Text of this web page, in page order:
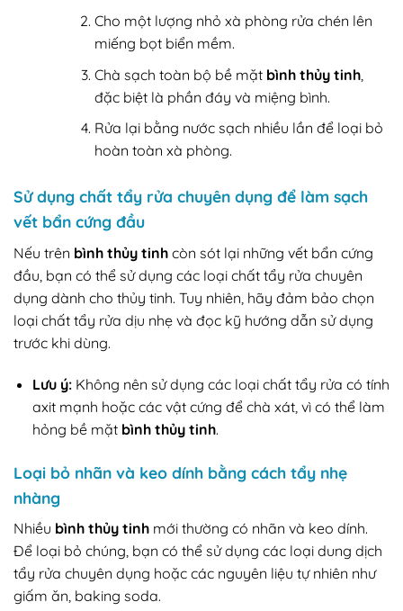
Cho một lượng nhỏ xà phòng rửa chén lên
miếng bọt biển mềm.
Chà sạch toàn bộ bề mặt bình thủy tinh,
đặc biệt là phần đáy và miệng bình.
Rửa lại bằng nước sạch nhiều lần để loại bỏ
hoàn toàn xà phòng.
Sử dụng chất tẩy rửa chuyên dụng để làm sạch
vết bẩn cứng đầu
Nếu trên bình thủy tinh còn sót lại những vết bẩn cứng
đầu, bạn có thể sử dụng các loại chất tẩy rửa chuyên
dụng dành cho thủy tinh. Tuy nhiên, hãy đảm bảo chọn
loại chất tẩy rửa dịu nhẹ và đọc kỹ hướng dẫn sử dụng
trước khi dùng.
Lưu ý:Không nên sử dụng các loại chất tẩy rửa có tính
axit mạnh hoặc các vật cứng để chà xát, vì có thể làm
hỏng bề mặt bình thủy tinh.
Loại bỏ nhãn và keo dính bằng cách tẩy nhẹ
nhàng
Nhiều bình thủy tinh mới thường có nhãn và keo dính.
Để loại bỏ chúng, bạn có thể sử dụng các loại dung dịch
tẩy rửa chuyên dụng hoặc các nguyên liệu tự nhiên như
giấm ăn, baking soda.